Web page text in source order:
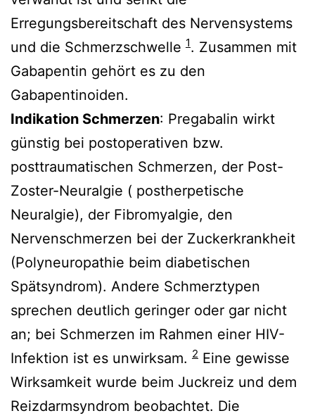
Erregungsbereitschaft des Nervensystems
und die Schmerzschwelle 1. Zusammen mit
Gabapentin gehört es zu den
Gabapentinoiden.
Indikation Schmerzen: Pregabalin wirkt
günstig bei postoperativen bzw.
posttraumatischen Schmerzen, der Post-
Zoster-Neuralgie ( postherpetische
Neuralgie), der Fibromyalgie, den
Nervenschmerzen bei der Zuckerkrankheit
(Polyneuropathie beim diabetischen
Spätsyndrom). Andere Schmerztypen
sprechen deutlich geringer oder gar nicht
an; bei Schmerzen im Rahmen einer HIV-
Infektion ist es unwirksam. 2 Eine gewisse
Wirksamkeit wurde beim Juckreiz und dem
Reizdarmsyndrom beobachtet. Die